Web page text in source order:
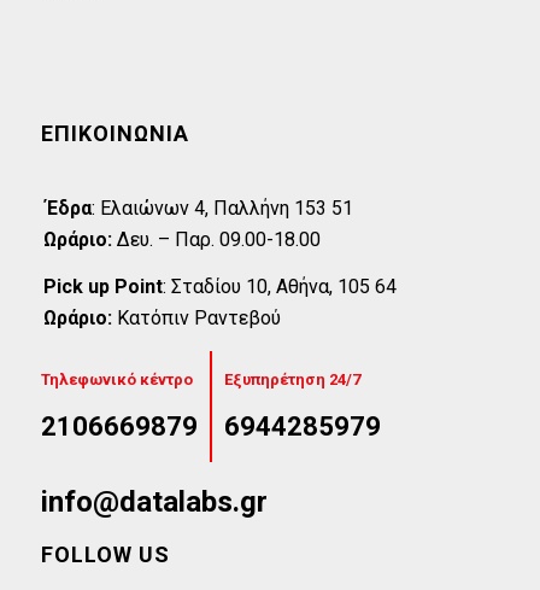
ΕΠΙΚΟΙΝΩΝΊΑ
Έδρα: Eλαιώνων 4, Παλλήνη 153 51
Ωράριο: Δευ. – Παρ. 09.00-18.00
Pick up Point: Σταδίου 10, Αθήνα, 105 64
Ωράριο: Κατόπιν Ραντεβού
Τηλεφωνικό κέντρο
2106669879
Εξυπηρέτηση 24/7
6944285979
info@datalabs.gr
FOLLOW US